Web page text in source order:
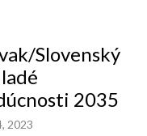
Slovenský
2035
2023